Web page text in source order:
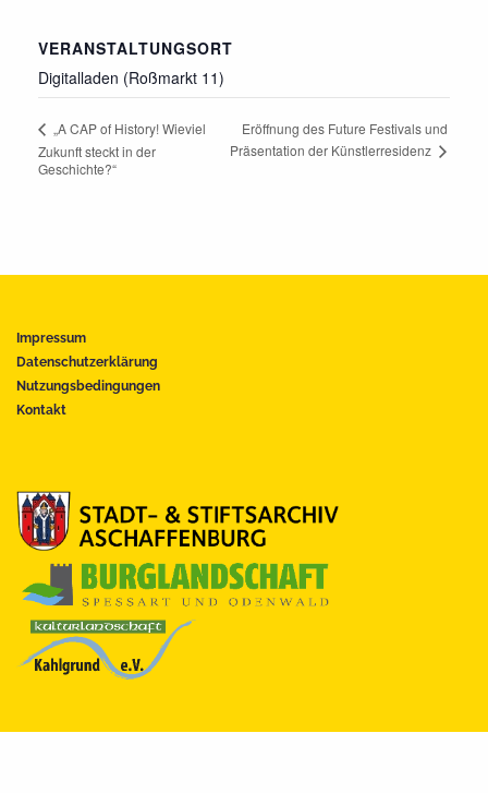
VERANSTALTUNGSORT
Digitalladen (Roßmarkt 11)
„A CAP of History! Wieviel
Zukunft steckt in der
Geschichte?“
Eröffnung des Future Festivals und
Präsentation der Künstlerresidenz
Impressum
Datenschutzerklärung
Nutzungsbedingungen
Kontakt